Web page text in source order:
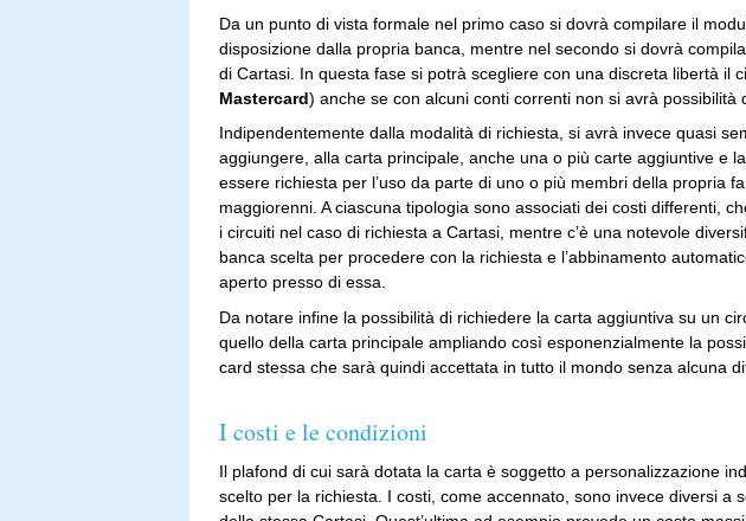
Da un punto di vista formale nel primo caso si dovrà compilare il
disposizione dalla propria banca, mentre nel secondo si dovrà
di Cartasi. In questa fase si potrà scegliere con una discreta libertà il
Mastercard) anche se con alcuni conti correnti non si avrà possibilità
Indipendentemente dalla modalità di richiesta, si avrà invece quasi
aggiungere, alla carta principale, anche una o più carte aggiuntive e la
essere richiesta per l’uso da parte di uno o più membri della propria
maggiorenni. A ciascuna tipologia sono associati dei costi differenti,
i circuiti nel caso di richiesta a Cartasi, mentre c’è una notevole
banca scelta per procedere con la richiesta e l’abbinamento
aperto presso di essa.
Da notare infine la possibilità di richiedere la carta aggiuntiva su un
quello della carta principale ampliando così esponenzialmente la
card stessa che sarà quindi accettata in tutto il mondo senza alcuna
I costi e le condizioni
Il plafond di cui sarà dotata la carta è soggetto a personalizzazione
scelto per la richiesta. I costi, come accennato, sono invece diversi a